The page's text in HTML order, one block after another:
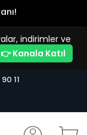
indirimler ve
👉 Kanala Katıl
11